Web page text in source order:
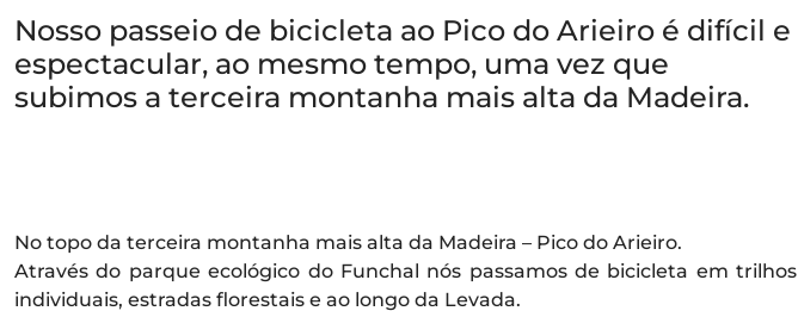
Nosso passeio de bicicleta ao Pico do Arieiro é difícil e
espectacular, ao mesmo tempo, uma vez que
subimos a terceira montanha mais alta da Madeira.
No topo da terceira montanha mais alta da Madeira – Pico do Arieiro.
Através do parque ecológico do Funchal nós passamos de bicicleta em trilhos
individuais, estradas florestais e ao longo da Levada.